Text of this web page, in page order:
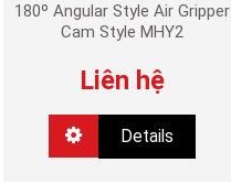
180º Angular Style Air Gripper
Cam Style MHY2
Liên hệ
Details